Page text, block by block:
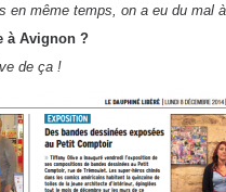
en même temps, on a eu du mal
à Avignon ?
de ça !